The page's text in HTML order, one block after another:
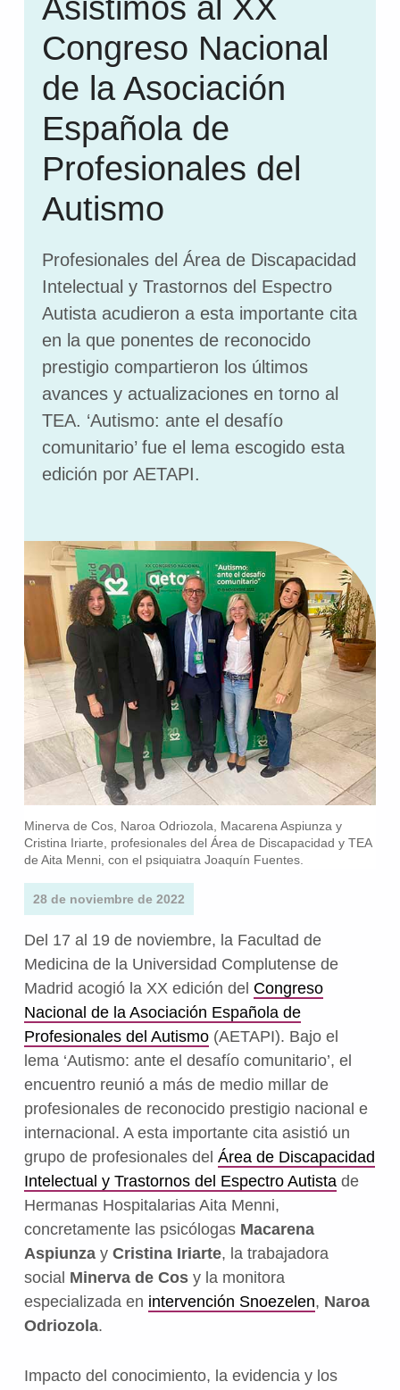
Asistimos al XX
Congreso Nacional
de la Asociación
Española de
Profesionales del
Autismo
Profesionales del Área de Discapacidad
Intelectual y Trastornos del Espectro
Autista acudieron a esta importante cita
en la que ponentes de reconocido
prestigio compartieron los últimos
avances y actualizaciones en torno al
TEA. ‘Autismo: ante el desafío
comunitario’ fue el lema escogido esta
edición por AETAPI.
Minerva de Cos, Naroa Odriozola, Macarena Aspiunza y
Cristina Iriarte, profesionales del Área de Discapacidad y TEA
de Aita Menni, con el psiquiatra Joaquín Fuentes.
28 de noviembre de 2022
Del 17 al 19 de noviembre, la Facultad de
Medicina de la Universidad Complutense de
Madrid acogió la XX edición del Congreso
Nacional de la Asociación Española de
Profesionales del Autismo(AETAPI). Bajo el
lema ‘Autismo: ante el desafío comunitario’, el
encuentro reunió a más de medio millar de
profesionales de reconocido prestigio nacional e
internacional. A esta importante cita asistió un
grupo de profesionales del Área de Discapacidad
Intelectual y Trastornos del Espectro Autistade
Hermanas Hospitalarias Aita Menni,
concretamente las psicólogas Macarena
Aspiunzay Cristina Iriarte, la trabajadora
social Minerva de Cosy la monitora
especializada en intervención Snoezelen, Naroa
Odriozola.
Impacto del conocimiento, la evidencia y los